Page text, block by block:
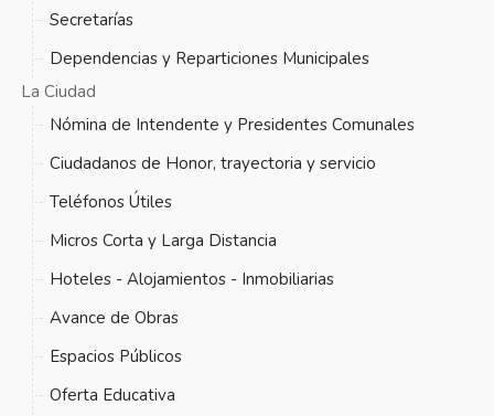
Secretarías
Dependencias y Reparticiones Municipales
La Ciudad
Nómina de Intendente y Presidentes Comunales
Ciudadanos de Honor, trayectoria y servicio
Teléfonos Útiles
Micros Corta y Larga Distancia
Hoteles - Alojamientos - Inmobiliarias
Avance de Obras
Espacios Públicos
Oferta Educativa